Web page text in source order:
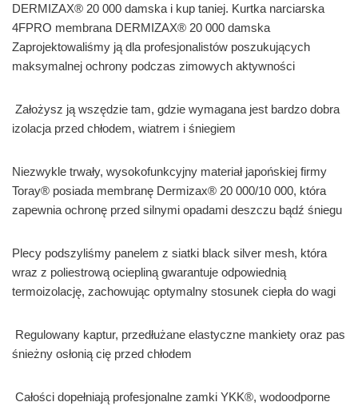
DERMIZAX® 20 000 damska i kup taniej. Kurtka narciarska
4FPRO membrana DERMIZAX® 20 000 damska
Zaprojektowaliśmy ją dla profesjonalistów poszukujących
maksymalnej ochrony podczas zimowych aktywności
Założysz ją wszędzie tam, gdzie wymagana jest bardzo dobra
izolacja przed chłodem, wiatrem i śniegiem
Niezwykle trwały, wysokofunkcyjny materiał japońskiej firmy
Toray® posiada membranę Dermizax® 20 000/10 000, która
zapewnia ochronę przed silnymi opadami deszczu bądź śniegu
Plecy podszyliśmy panelem z siatki black silver mesh, która
wraz z poliestrową ociepliną gwarantuje odpowiednią
termoizolację, zachowując optymalny stosunek ciepła do wagi
Regulowany kaptur, przedłużane elastyczne mankiety oraz pas
śnieżny osłonią cię przed chłodem
Całości dopełniają profesjonalne zamki YKK®, wodoodporne